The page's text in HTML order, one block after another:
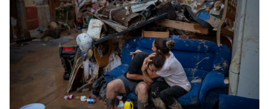
Chuyên mục khác
Emagazine Podcast
Infographic
Video Shorts video